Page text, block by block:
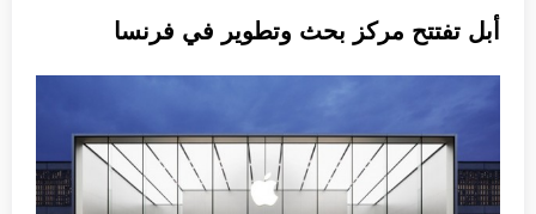
أبل تفتتح مركز بحث وتطوير في فرنسا